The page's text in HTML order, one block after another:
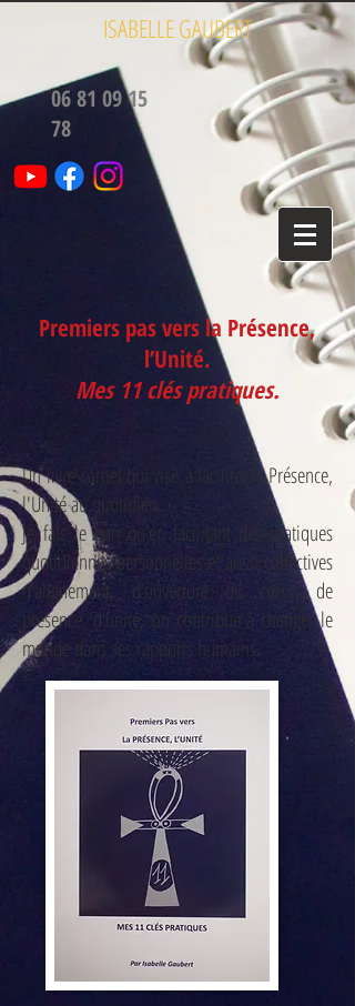
ISABELLE GAUBERT
06 81 09 15
78
Premiers pas vers la Présence,
l’Unité.
Mes 11 clés pratiques.
Un livre-carnet qui vise à faciliter la Présence,
l'Unité au quotidien.
Je fais le pari qu’en facilitant des pratiques
quotidiennes personnelles et aussi collectives
d’alignement, d’ouverture du cœur, de
présence, d’unité,on contribue à changer le
monde dans ses rapports humains.